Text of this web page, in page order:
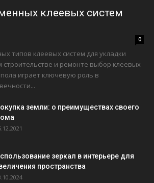
клеевых систем
0
типов клеевых систем для укладки
и ремонте выбор клеевых
пола играет ключевую роль в
земли: о преимуществах своего
зеркал в интерьере для
пространства